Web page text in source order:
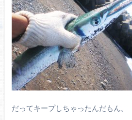
だってキープしちゃったんだもん。